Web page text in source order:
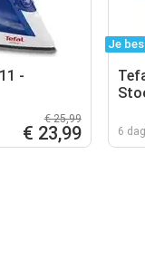
-
€ 25,99
€ 23,99
Je
6